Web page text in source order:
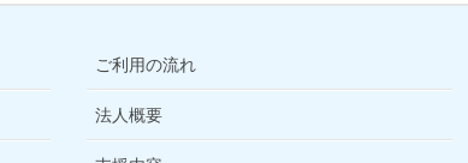
ご利用の流れ
法人概要